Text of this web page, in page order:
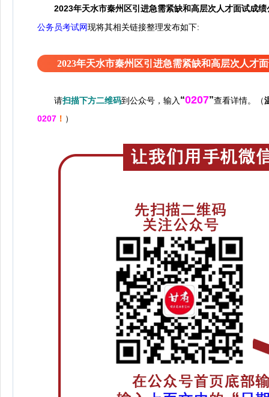
2023年天水市秦州区引进急需紧缺和高层次人才面试成
公务员考试网 现将其相关链接整理发布如下:
2023年天水市秦州区引进急需紧缺和高层次人才
请扫描下方二维码到公众号，输入 “0207”查看详情。（
0207 ！ ）